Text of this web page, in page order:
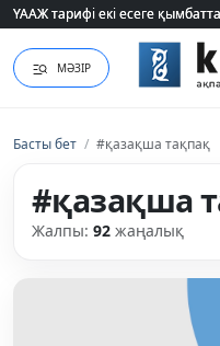
"320 мың теңге таппасаң...
МӘЗІР
Басты бет / #қазақша тақпақ
#қазақша
Жалпы: 92 жаңалық